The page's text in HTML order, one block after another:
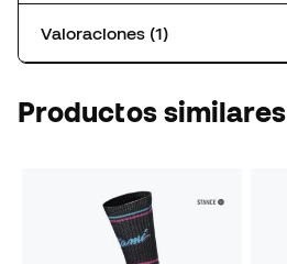
Valoraciones (1)
Productos similares